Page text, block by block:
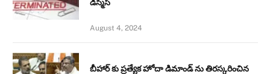
డిస్మిస్‌
August 4, 2024
బీహార్ కు ప్రత్యేక హోదా డిమాండ్ ను తిరస్కరించిన